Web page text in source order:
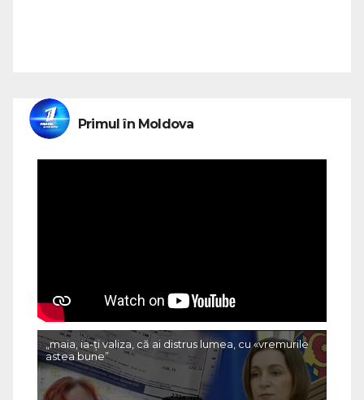
Primul în Moldova
„maia, ia-ți valiza, că ai distrus lumea, cu «vremurile
astea bune”